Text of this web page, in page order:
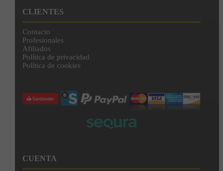
CLIENTES
Contacto
Profesionales
Afiliados
Política de privacidad
Política de cookies
CUENTA